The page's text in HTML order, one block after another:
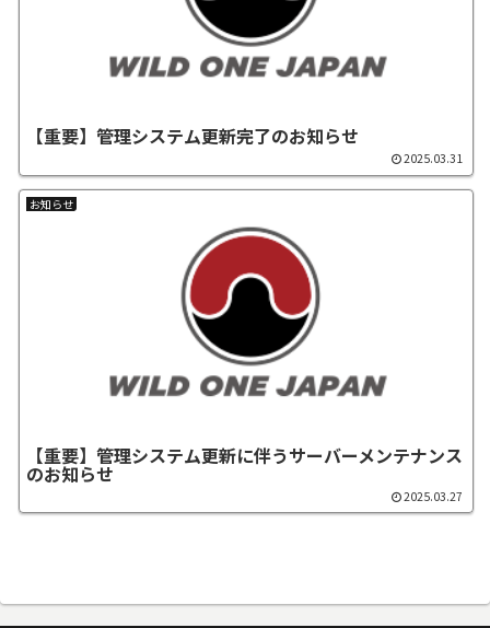
【重要】管理システム更新完了のお知らせ
2025.03.31
お知らせ
【重要】管理システム更新に伴うサーバーメンテナンス
のお知らせ
2025.03.27